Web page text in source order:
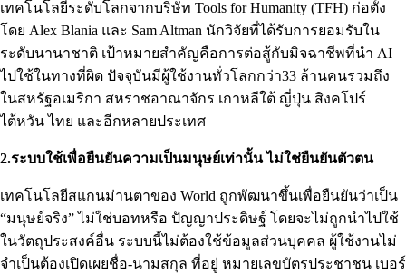
เทคโนโลยีระดับโลกจากบริษัท Tools for Humanity (TFH) ก่อตั้ง
โดย Alex Blania และ Sam Altman นักวิจัยที่ได้รับการยอมรับใน
ระดับนานาชาติ เป้าหมายสำคัญคือการต่อสู้กับมิจฉาชีพที่นำ AI
ไปใช้ในทางที่ผิด ปัจจุบันมีผู้ใช้งานทั่วโลกกว่า33 ล้านคนรวมถึง
ในสหรัฐอเมริกา สหราชอาณาจักร เกาหลีใต้ ญี่ปุ่น สิงคโปร์
ไต้หวัน ไทย และอีกหลายประเทศ
2.ระบบใช้เพื่อยืนยันความเป็นมนุษย์เท่านั้น ไม่ใช่ยืนยันตัวตน
เทคโนโลยีสแกนม่านตาของ World ถูกพัฒนาขึ้นเพื่อยืนยันว่าเป็น
“มนุษย์จริง” ไม่ใช่บอทหรือ ปัญญาประดิษฐ์ โดยจะไม่ถูกนำไปใช้
ในวัตถุประสงค์อื่น ระบบนี้ไม่ต้องใช้ข้อมูลส่วนบุคคล ผู้ใช้งานไม่
จำเป็นต้องเปิดเผยชื่อ-นามสกุล ที่อยู่ หมายเลขบัตรประชาชน เบอร์